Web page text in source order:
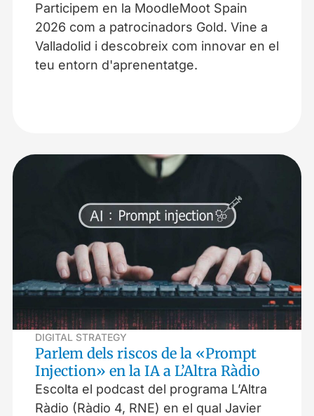
Participem en la MoodleMoot Spain
2026 com a patrocinadors Gold. Vine a
Valladolid i descobreix com innovar en el
teu entorn d'aprenentatge.
DIGITAL STRATEGY
Parlem dels riscos de la «Prompt
Injection» en la IA a L’Altra Ràdio
Escolta el podcast del programa L’Altra
Ràdio (Ràdio 4, RNE) en el qual Javier